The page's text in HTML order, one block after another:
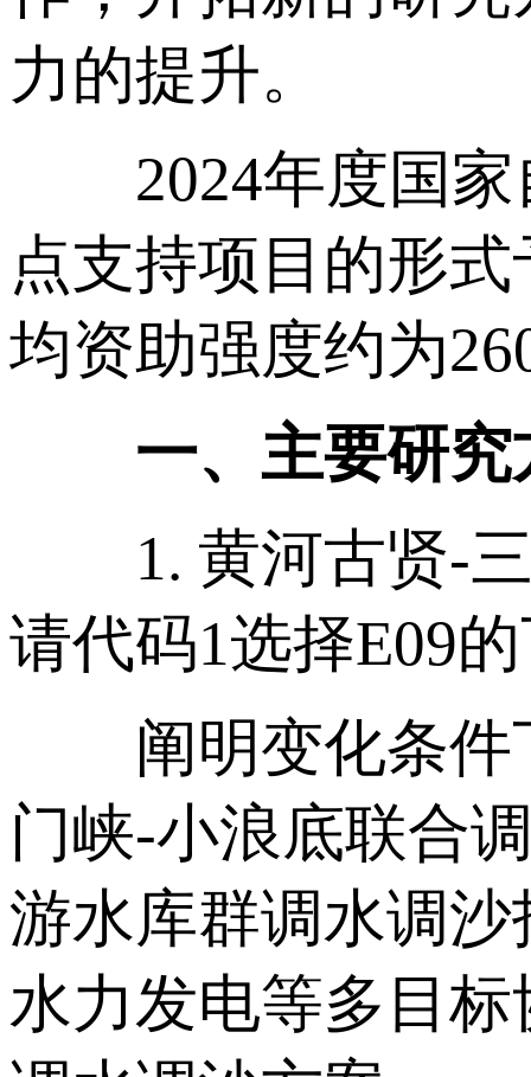
力的提升。
2024年度国家
点支持项目的形
均资助强度约为
一、主要研究
1. 黄河古贤-三
请代码1选择E09
阐明变化条件
门峡-小浪底联合
游水库群调水调
水力发电等多目